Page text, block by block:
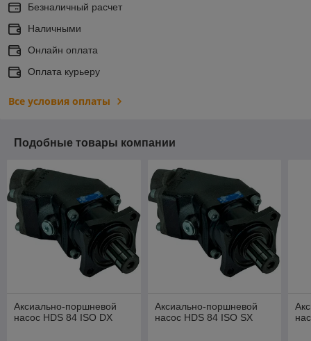
Безналичный расчет
Наличными
Онлайн оплата
Оплата курьеру
Все условия оплаты
Подобные товары компании
Аксиально-поршневой
насос HDS 84 ISO DX
Аксиально-поршневой
насос HDS 84 ISO SX